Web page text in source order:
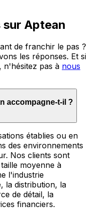
Aptean
de franchir le pas ?
les réponses. Et si
n'hésitez pas à nous
accompagne-t-il ?
établies ou en
des environnements
Nos clients sont
moyenne à
l'industrie
la distribution, la
de détail, la
financiers.